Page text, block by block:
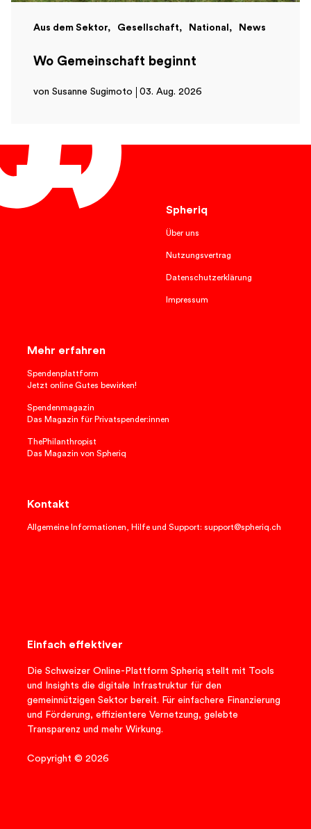
Aus dem Sektor Gesellschaft National News
Wo Gemeinschaft beginnt
von Susanne Sugimoto 03. Aug. 2026
Spheriq
Über uns
Nutzungsvertrag
Datenschutzerklärung
Impressum
Mehr erfahren
Spendenplattform
Jetzt online Gutes bewirken!
Spendenmagazin
Das Magazin für Privatspender:innen
ThePhilanthropist
Das Magazin von Spheriq
Kontakt
Allgemeine Informationen, Hilfe und Support: support@spheriq.ch
Einfach effektiver
Die Schweizer Online-Plattform Spheriq stellt mit Tools
und Insights die digitale Infrastruktur für den
gemeinnützigen Sektor bereit. Für einfachere Finanzierung
und Förderung, effizientere Vernetzung, gelebte
Transparenz und mehr Wirkung.
Copyright © 2026